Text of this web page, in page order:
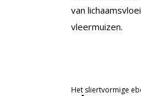
van
vleermuizen.
Het sliertvormige